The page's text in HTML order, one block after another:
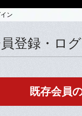
ン
登録・ロ
既存会員